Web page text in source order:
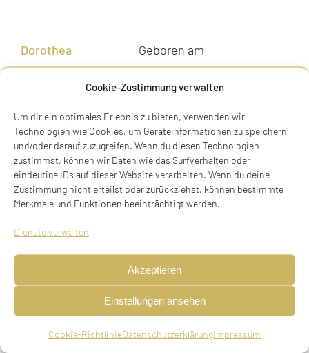
Cookie-Zustimmung verwalten
Um dir ein optimales Erlebnis zu bieten, verwenden wir
Technologien wie Cookies, um Geräteinformationen zu speichern
und/oder darauf zuzugreifen. Wenn du diesen Technologien
zustimmst, können wir Daten wie das Surfverhalten oder
eindeutige IDs auf dieser Website verarbeiten. Wenn du deine
Zustimmung nicht erteilst oder zurückziehst, können bestimmte
Merkmale und Funktionen beeinträchtigt werden.
Dienste verwalten
Akzeptieren
Einstellungen ansehen
Cookie-RichtlinieDatenschutzerklärungImpressum
Dorothea
Ambrunn,
Geboren am
16.11.1882
in München
Gisela
Amelung, geb.
Grünzeug
Geboren am
29.06.1900
in München
29.10.1893
in Breslau,
Schlesien (heute: